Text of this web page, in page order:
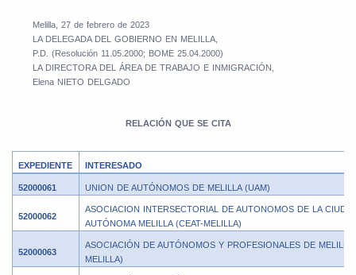
Melilla, 27 de febrero de 2023
LA DELEGADA DEL GOBIERNO EN MELILLA,
P.D. (Resolución 11.05.2000; BOME 25.04.2000)
LA DIRECTORA DEL ÁREA DE TRABAJO E INMIGRACIÓN,
Elena NIETO DELGADO
RELACIÓN QUE SE CITA
EXPEDIENTE INTERESADO
52000061 UNION DE AUTÓNOMOS DE MELILLA (UAM)
52000062
ASOCIACION INTERSECTORIAL DE AUTONOMOS DE LA
AUTÓNOMA MELILLA (CEAT-MELILLA)
52000063
ASOCIACIÓN DE AUTÓNOMOS Y PROFESIONALES DE MELILLA
MELILLA)